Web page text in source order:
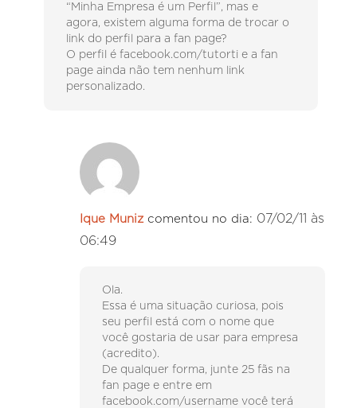
“Minha Empresa é um Perfil”, mas e
agora, existem alguma forma de trocar o
link do perfil para a fan page?
O perfil é facebook.com/tutorti e a fan
page ainda não tem nenhum link
personalizado.
Ique Muniz comentou no dia: 07/02/11 às
06:49
Ola.
Essa é uma situação curiosa, pois
seu perfil está com o nome que
você gostaria de usar para empresa
(acredito).
De qualquer forma, junte 25 fãs na
fan page e entre em
facebook.com/username você terá